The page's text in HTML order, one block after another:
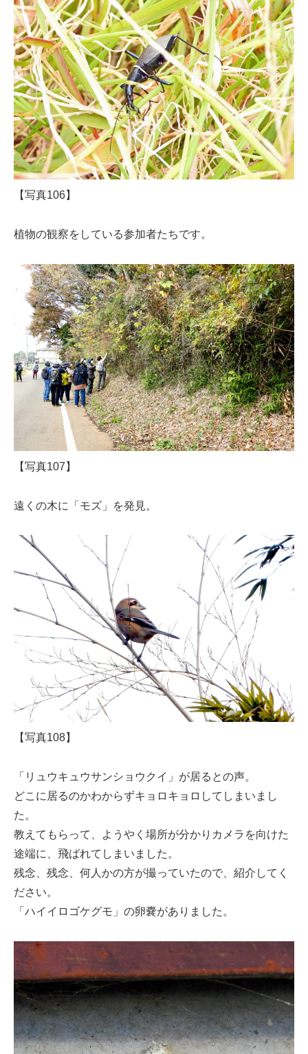
【写真106】
植物の観察をしている参加者たちです。
【写真107】
遠くの木に「モズ」を発見。
【写真108】
「リュウキュウサンショウクイ」が居るとの声。
どこに居るのかわからずキョロキョロしてしまいまし
た。
教えてもらって、ようやく場所が分かりカメラを向けた
途端に、飛ばれてしまいました。
残念、残念、何人かの方が撮っていたので、紹介してく
ださい。
「ハイイロゴケグモ」の卵嚢がありました。